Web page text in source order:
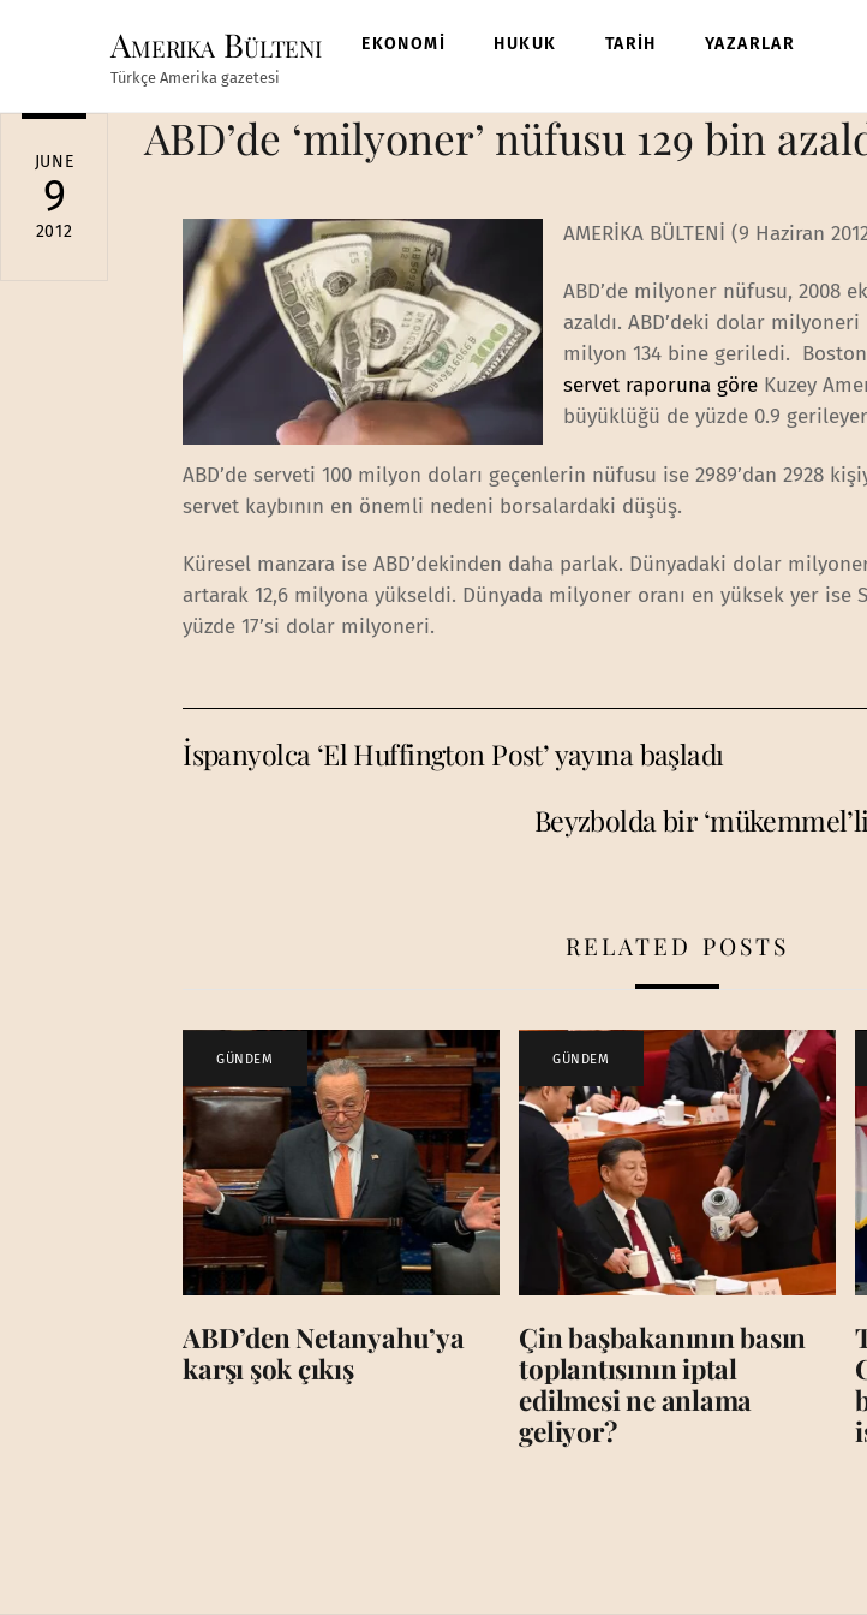
Amerika Bülteni
Türkçe Amerika gazetesi
EKONOMİ HUKUK TARİH YAZARLAR
JUNE
9
2012
ABD’de ‘milyoner’ nüfusu 129 bin
AMERİKA BÜLTENİ (9 Haziran
ABD’de milyoner nüfusu, 2008
azaldı. ABD’deki dolar
milyon 134 bine geriledi.
servet raporuna göre Kuzey
büyüklüğü de yüzde 0.9
ABD’de serveti 100 milyon doları geçenlerin nüfusu ise 2989’dan 2928
servet kaybının en önemli nedeni borsalardaki düşüş.
Küresel manzara ise ABD’dekinden daha parlak. Dünyadaki dolar
artarak 12,6 milyona yükseldi. Dünyada milyoner oranı en yüksek yer ise
yüzde 17’si dolar milyoneri.
İspanyolca ‘El Huffington Post’ yayına başladı
Beyzbolda bir
RELATED POSTS
GÜNDEM
ABD’den Netanyahu’ya
karşı şok çıkış
GÜNDEM
Çin başbakanının basın
toplantısının iptal
edilmesi ne anlama
geliyor?